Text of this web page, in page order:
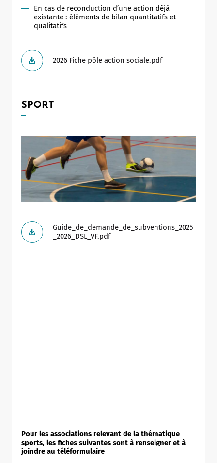
En cas de reconduction d’une action déjà
existante : éléments de bilan quantitatifs et
qualitatifs
2026 Fiche pôle action sociale.pdf
SPORT
Guide_de_demande_de_subventions_2025
_2026_DSL_VF.pdf
Pour les associations relevant de la thématique
sports, les fiches suivantes sont à renseigner et à
joindre au téléformulaire